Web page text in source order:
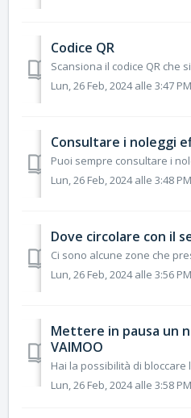
Codice QR
Lun, 26 Feb, 2024 alle 3:47 PM
Consultare i noleggi
Lun, 26 Feb, 2024 alle 3:48 PM
Dove circolare con il
Lun, 26 Feb, 2024 alle 3:56 PM
Mettere in pausa un
VAIMOO
Lun, 26 Feb, 2024 alle 3:58 PM